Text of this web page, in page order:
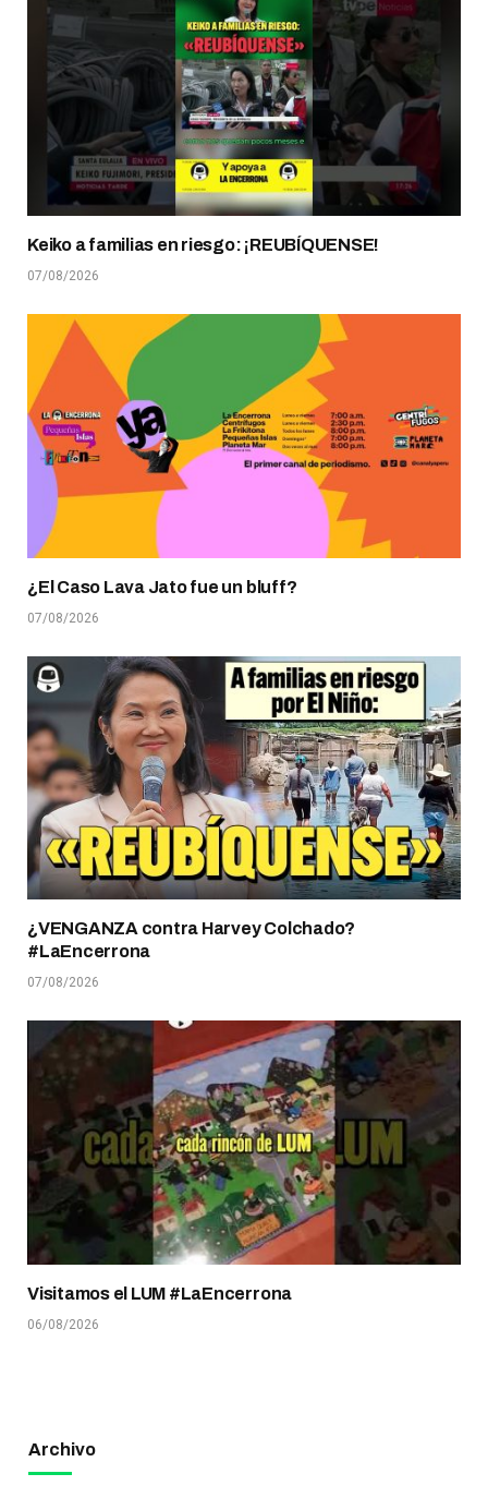
Keiko a familias en riesgo: ¡REUBÍQUENSE!
07/08/2026
¿El Caso Lava Jato fue un bluff?
07/08/2026
¿VENGANZA contra Harvey Colchado?
#LaEncerrona
07/08/2026
Visitamos el LUM #LaEncerrona
06/08/2026
Archivo